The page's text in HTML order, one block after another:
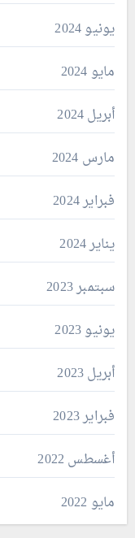
يونيو 2024
مايو 2024
أبريل 2024
مارس 2024
فبراير 2024
يناير 2024
سبتمبر 2023
يونيو 2023
أبريل 2023
فبراير 2023
أغسطس 2022
مايو 2022